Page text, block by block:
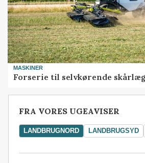
MASKINER
Forserie til selvkørende
FRA VORES UGEAVISER
LANDBRUGNORD LANDBRUGSYD